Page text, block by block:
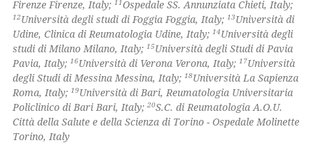
in which section the
was made.
Firenze Firenze, Italy;11Ospedale SS. Annunziata Chieti, Italy;
12Università degli studi di Foggia Foggia, Italy;13Università di
Udine, Clinica di Reumatologia Udine, Italy;14Università degli
studi di Milano Milano, Italy;15Università degli Studi di Pavia
Pavia, Italy;16Università di Verona Verona, Italy;17Università
degli Studi di Messina Messina, Italy;18Università La Sapienza
Roma, Italy;19Università di Bari, Reumatologia Universitaria
Policlinico di Bari Bari, Italy;20S.C. di Reumatologia A.O.U.
Città della Salute e della Scienza di Torino - Ospedale Molinette
Torino, Italy